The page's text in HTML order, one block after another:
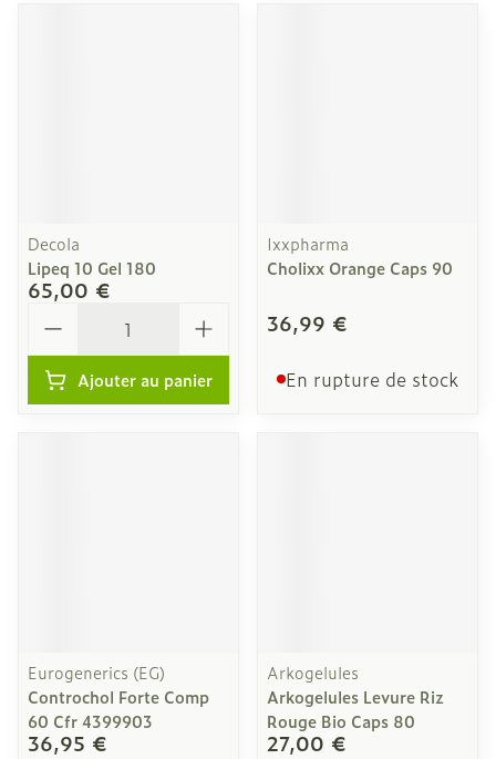
Decola
Lipeq 10 Gel 180
65,00 €
Ajouter au panier
Ixxpharma
Cholixx Orange Caps 90
36,99 €
En rupture de stock
Eurogenerics (EG)
Controchol Forte Comp
60 Cfr 4399903
36,95 €
Arkogelules
Arkogelules Levure Riz
Rouge Bio Caps 80
27,00 €